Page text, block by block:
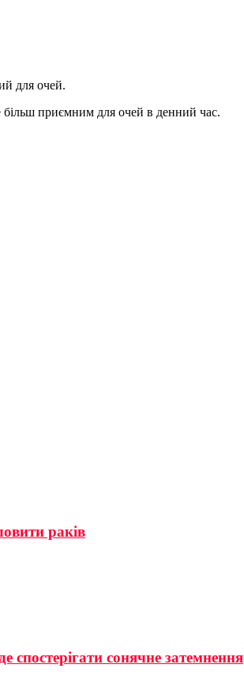
для очей.
більш приємним для очей в денний час.
раків
спостерігати сонячне затемнення